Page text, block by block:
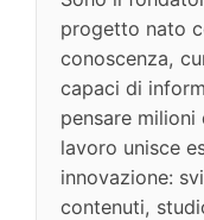
progetto nato
conoscenza,
capaci di
pensare
lavoro unisce
innovazione:
contenuti,